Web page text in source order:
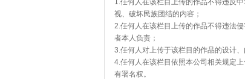
1.任何人在该栏目上传的作品不得违反
视、破坏民族团结的内容；
2.任何人在该栏目上传的作品不得违法
者本人负责；
3.任何人对上传于该栏目的作品的设计
4.任何人在该栏目依照本公司相关规定
有署名权。